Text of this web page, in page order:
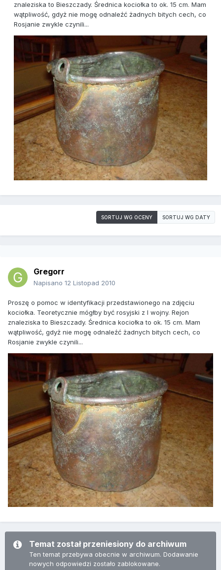
znaleziska to Bieszczady. Średnica kociołka to ok. 15 cm. Mam
wątpliwość, gdyż nie mogę odnaleźć żadnych bitych cech, co
Rosjanie zwykle czynili...
SORTUJ WG OCENY SORTUJ WG DATY
Gregorr
Napisano 12 Listopad 2010
Proszę o pomoc w identyfikacji przedstawionego na zdjęciu
kociołka. Teoretycznie mógłby być rosyjski z I wojny. Rejon
znaleziska to Bieszczady. Średnica kociołka to ok. 15 cm. Mam
wątpliwość, gdyż nie mogę odnaleźć żadnych bitych cech, co
Rosjanie zwykle czynili...
Temat został przeniesiony do archiwum
Ten temat przebywa obecnie w archiwum. Dodawanie
nowych odpowiedzi zostało zablokowane.